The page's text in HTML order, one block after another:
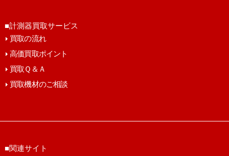
■計測器買取サービス
買取の流れ
高価買取ポイント
買取Ｑ＆Ａ
買取機材のご相談
■関連サイト